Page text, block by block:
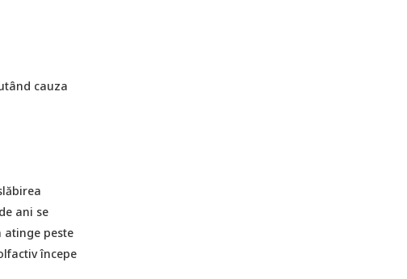
cauza
ani se
atinge peste
începe